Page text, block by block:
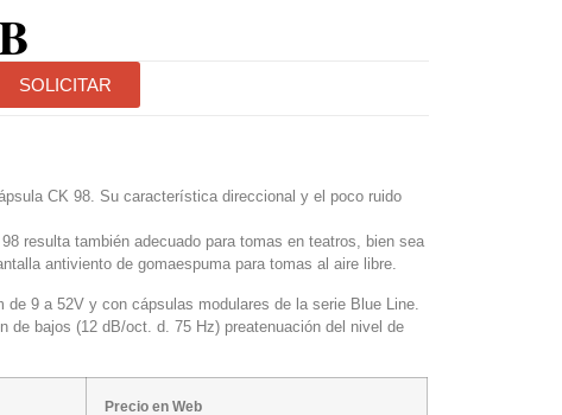
SOLICITAR
CK 98. Su característica direccional y el poco ruido
resulta también adecuado para tomas en teatros, bien sea
antiviento de gomaespuma para tomas al aire libre.
9 a 52V y con cápsulas modulares de la serie Blue Line.
de bajos (12 dB/oct. d. 75 Hz) preatenuación del nivel de
Precio en Web